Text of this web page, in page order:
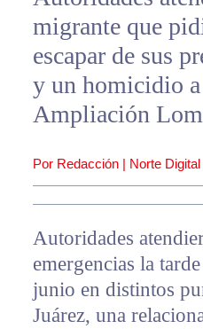
migrante que
escapar de sus
y un homicidio a
Ampliación
Por Redacción | Norte Digital
Autoridades
emergencias la
junio en distintos
Juárez, una